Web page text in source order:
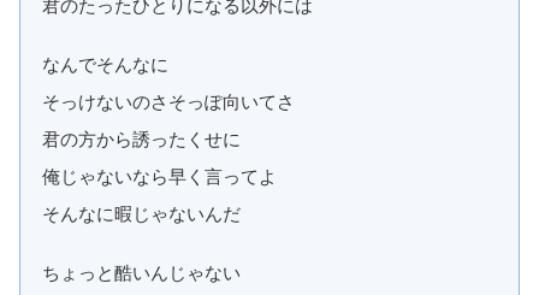
なんでそんなに
そっけないのさそっぽ向いてさ
君の方から誘ったくせに
俺じゃないなら早く言ってよ
そんなに暇じゃないんだ
ちょっと酷いんじゃない